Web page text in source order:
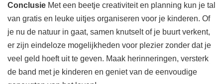
Conclusie Met een beetje creativiteit en planning kun je tal
van gratis en leuke uitjes organiseren voor je kinderen. Of
je nu de natuur in gaat, samen knutselt of je buurt verkent,
er zijn eindeloze mogelijkheden voor plezier zonder dat je
veel geld hoeft uit te geven. Maak herinneringen, versterk
de band met je kinderen en geniet van de eenvoudige